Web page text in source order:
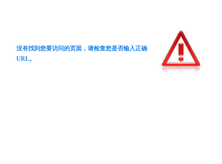
没有找到您要访问的页面，请检查您是否输入正确
URL。